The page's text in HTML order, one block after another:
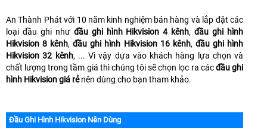
An Thành Phát với 10 năm kinh nghiệm bán hàng và lắp đặt các
loại đầu ghi như đầu ghi hình Hikvision 4 kênh,đầu ghi hình
Hikvision 8 kênh,đầu ghi hình Hikvision 16 kênh, đầu ghi hình
Hikvision 32 kênh, ... Vì vậy dựa vào khách hàng lựa chọn và
chất lượng trong tầm giá thì chúng tôi sẽ chọn lọc ra cácđầu ghi
hình Hikvision giá rẻnên dùng cho bạn tham khảo.
Đầu Ghi Hình Hikvision Nên Dùng